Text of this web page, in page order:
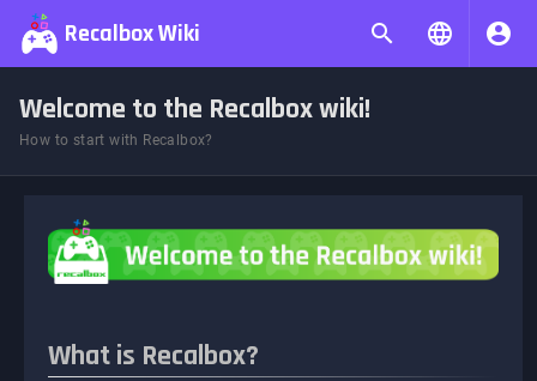
Recalbox Wiki
Welcome to the Recalbox wiki!
How to start with Recalbox?
What is Recalbox?